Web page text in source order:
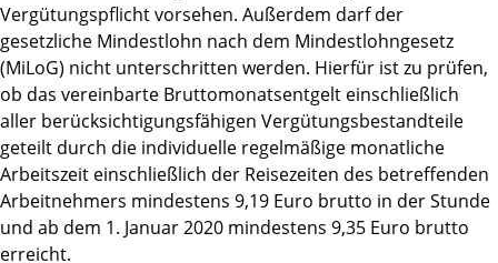
Vergütungspflicht vorsehen. Außerdem darf der
gesetzliche Mindestlohn nach dem Mindestlohngesetz
(MiLoG) nicht unterschritten werden. Hierfür ist zu prüfen,
ob das vereinbarte Bruttomonatsentgelt einschließlich
aller berücksichtigungsfähigen Vergütungsbestandteile
geteilt durch die individuelle regelmäßige monatliche
Arbeitszeit einschließlich der Reisezeiten des betreffenden
Arbeitnehmers mindestens 9,19 Euro brutto in der Stunde
und ab dem 1. Januar 2020 mindestens 9,35 Euro brutto
erreicht.